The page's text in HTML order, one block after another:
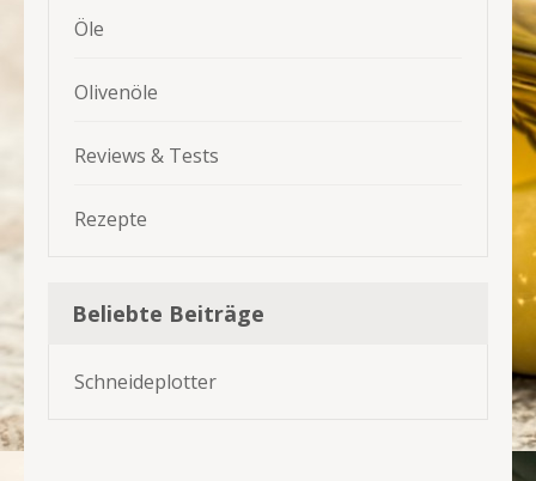
Öle
Olivenöle
Reviews & Tests
Rezepte
Beliebte Beiträge
Schneideplotter